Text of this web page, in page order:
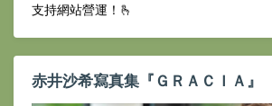
支持網站營運！🫰
赤井沙希寫真集『ＧＲＡＣＩＡ』